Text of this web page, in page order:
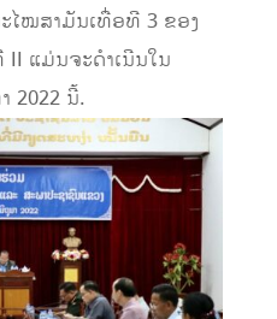
ໄໝສາມັນເທື່ອທີ 3 ຂອງ
ແມ່ນຈະດໍາເນີນໃນ
2022 ນີ້.